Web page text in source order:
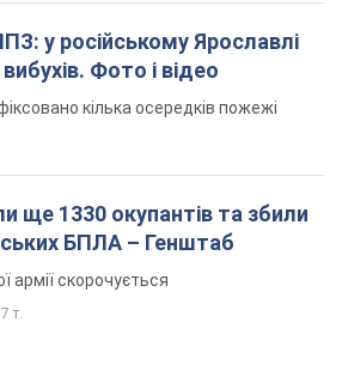
у російському Ярославлі
Фото і відео
кілька осередків пожежі
ще 1330 окупантів та збили
БПЛА – Генштаб
армії скорочується
т.